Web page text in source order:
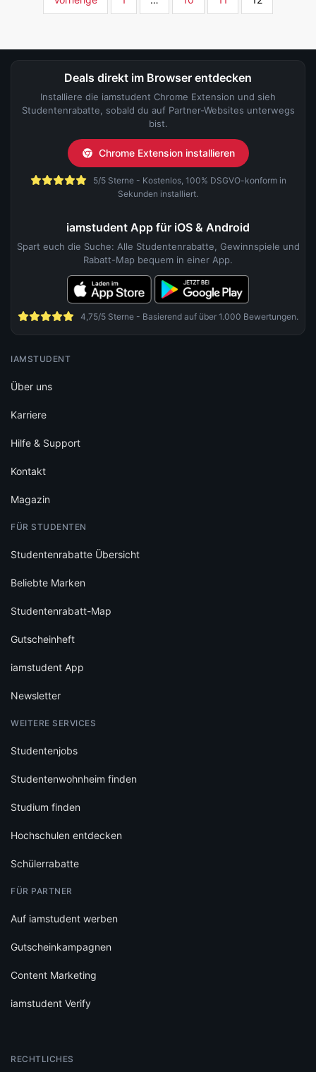
Deals direkt im Browser entdecken
Installiere die iamstudent Chrome Extension und sieh
Studentenrabatte, sobald du auf Partner-Websites unterwegs
bist.
Chrome Extension installieren
5/5 Sterne - Kostenlos, 100% DSGVO-konform in
Sekunden installiert.
iamstudent App für iOS & Android
Spart euch die Suche: Alle Studentenrabatte, Gewinnspiele und
Rabatt-Map bequem in einer App.
4,75/5 Sterne - Basierend auf über 1.000 Bewertungen.
IAMSTUDENT
Über uns
Karriere
Hilfe & Support
Kontakt
Magazin
FÜR STUDENTEN
Studentenrabatte Übersicht
Beliebte Marken
Studentenrabatt-Map
Gutscheinheft
iamstudent App
Newsletter
WEITERE SERVICES
Studentenjobs
Studentenwohnheim finden
Studium finden
Hochschulen entdecken
Schülerrabatte
FÜR PARTNER
Auf iamstudent werben
Gutscheinkampagnen
Content Marketing
iamstudent Verify
RECHTLICHES